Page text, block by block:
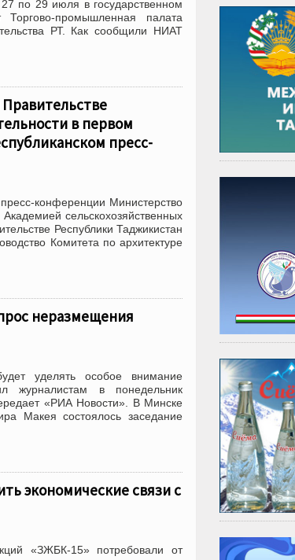
по 29 июля в государственном
промышленная палата
РТ. Как сообщили НИАТ
в первом
пресс-
конференции Министерство
сельскохозяйственных
Республики Таджикистан
Комитета по архитектуре
неразмещения
уделять особое внимание
журналистам в понедельник
«РИА Новости». В Минске
Макея состоялось заседание
экономические связи с
«ЗЖБК-15» потребовали от